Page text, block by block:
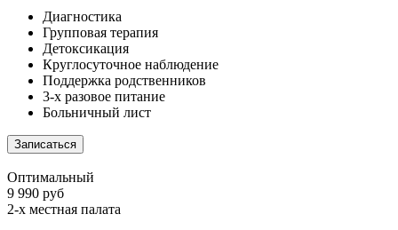
Диагностика
Групповая терапия
Детоксикация
Круглосуточное наблюдение
Поддержка родственников
3-х разовое питание
Больничный лист
Записаться
Оптимальный
9 990 руб
2-х местная палата